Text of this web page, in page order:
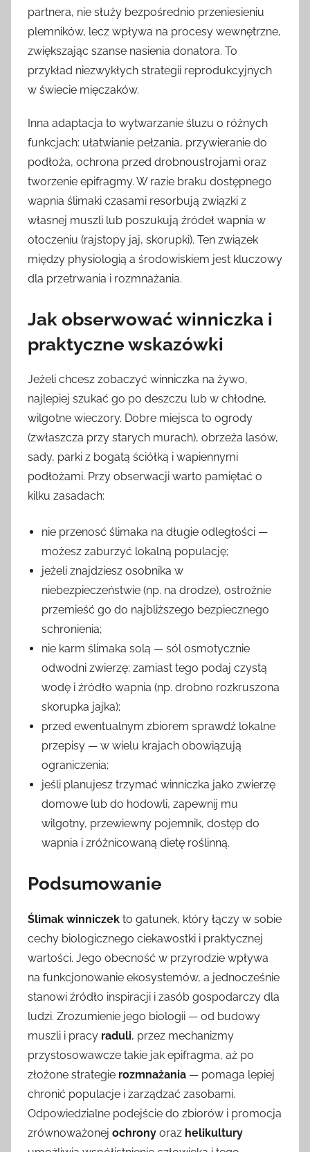
partnera, nie służy bezpośrednio przeniesieniu
plemników, lecz wpływa na procesy wewnętrzne,
zwiększając szanse nasienia donatora. To
przykład niezwykłych strategii reprodukcyjnych
w świecie mięczaków.
Inna adaptacja to wytwarzanie śluzu o różnych
funkcjach: ułatwianie pełzania, przywieranie do
podłoża, ochrona przed drobnoustrojami oraz
tworzenie epifragmy. W razie braku dostępnego
wapnia ślimaki czasami resorbują związki z
własnej muszli lub poszukują źródeł wapnia w
otoczeniu (rajstopy jaj, skorupki). Ten związek
między physiologią a środowiskiem jest kluczowy
dla przetrwania i rozmnażania.
Jak obserwować winniczka i
praktyczne wskazówki
Jeżeli chcesz zobaczyć winniczka na żywo,
najlepiej szukać go po deszczu lub w chłodne,
wilgotne wieczory. Dobre miejsca to ogrody
(zwłaszcza przy starych murach), obrzeża lasów,
sady, parki z bogatą ściółką i wapiennymi
podłożami. Przy obserwacji warto pamiętać o
kilku zasadach:
nie przenosć ślimaka na długie odległości —
możesz zaburzyć lokalną populację;
jeżeli znajdziesz osobnika w
niebezpieczeństwie (np. na drodze), ostrożnie
przemieść go do najbliższego bezpiecznego
schronienia;
nie karm ślimaka solą — sól osmotycznie
odwodni zwierzę; zamiast tego podaj czystą
wodę i źródło wapnia (np. drobno rozkruszona
skorupka jajka);
przed ewentualnym zbiorem sprawdź lokalne
przepisy — w wielu krajach obowiązują
ograniczenia;
jeśli planujesz trzymać winniczka jako zwierzę
domowe lub do hodowli, zapewnij mu
wilgotny, przewiewny pojemnik, dostęp do
wapnia i zróżnicowaną dietę roślinną.
Podsumowanie
Ślimak winniczek to gatunek, który łączy w sobie
cechy biologicznego ciekawostki i praktycznej
wartości. Jego obecność w przyrodzie wpływa
na funkcjonowanie ekosystemów, a jednocześnie
stanowi źródło inspiracji i zasób gospodarczy dla
ludzi. Zrozumienie jego biologii — od budowy
muszli i pracy raduli, przez mechanizmy
przystosowawcze takie jak epifragma, aż po
złożone strategie rozmnażania — pomaga lepiej
chronić populacje i zarządzać zasobami.
Odpowiedzialne podejście do zbiorów i promocja
zrównoważonej ochrony oraz helikultury